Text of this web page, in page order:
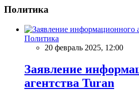
Политика
Политика
20 февраль 2025, 12:00
Заявление
агентства Turan